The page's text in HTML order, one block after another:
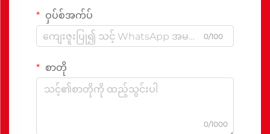
ဝှပ်စ်အက်ပ်
0/100
စာတို
0/1000